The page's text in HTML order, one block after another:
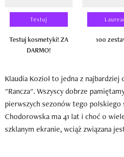
Testuj
Testuj kosmetyki! ZA
DARMO!
100
Klaudia Kozioł to jedna z
"Rancza". Wszyscy dobrze
pierwszych sezonów tego polskiego
Chodorowska ma 41 lat i choć o
szklanym ekranie, wciąż związana